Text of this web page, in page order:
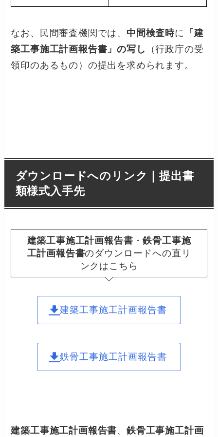
なお、民間審査機関では、 中間検査時に 「建
築工事施工計画報告書」の写し
（行政庁の受
領印のあるもの）の提出を求められます。
ダウンロードへのリンク｜提出書
類様式入手先
建築工事施工計画報告書 ・鉄骨工事施
工計画報告書のダウンロードへの直リ
ンクはこちら
建築工事施工計画報告書
鉄骨工事施工計画報告書
建築工事施工計画報告書、鉄骨工事施工計画